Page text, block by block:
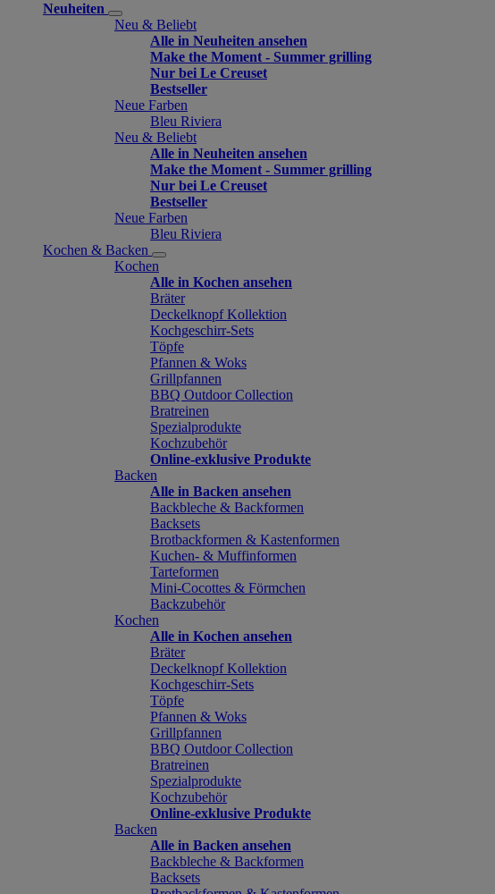
Neuheiten
Neu & Beliebt
Alle in Neuheiten ansehen
Make the Moment - Summer grilling
Nur bei Le Creuset
Bestseller
Neue Farben
Bleu Riviera
Neu & Beliebt
Alle in Neuheiten ansehen
Make the Moment - Summer grilling
Nur bei Le Creuset
Bestseller
Neue Farben
Bleu Riviera
Kochen & Backen
Kochen
Alle in Kochen ansehen
Bräter
Deckelknopf Kollektion
Kochgeschirr-Sets
Töpfe
Pfannen & Woks
Grillpfannen
BBQ Outdoor Collection
Bratreinen
Spezialprodukte
Kochzubehör
Online-exklusive Produkte
Backen
Alle in Backen ansehen
Backbleche & Backformen
Backsets
Brotbackformen & Kastenformen
Kuchen- & Muffinformen
Tarteformen
Mini-Cocottes & Förmchen
Backzubehör
Kochen
Alle in Kochen ansehen
Bräter
Deckelknopf Kollektion
Kochgeschirr-Sets
Töpfe
Pfannen & Woks
Grillpfannen
BBQ Outdoor Collection
Bratreinen
Spezialprodukte
Kochzubehör
Online-exklusive Produkte
Backen
Alle in Backen ansehen
Backbleche & Backformen
Backsets